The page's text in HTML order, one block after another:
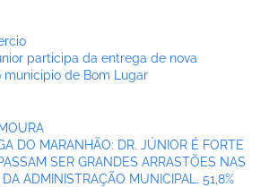
participa da entrega de nova
de Bom Lugar
DO MARANHÃO: DR. JÚNIOR É FORTE
SER GRANDES ARRASTÕES NAS
ADMINISTRAÇÃO MUNICIPAL. 51,8%